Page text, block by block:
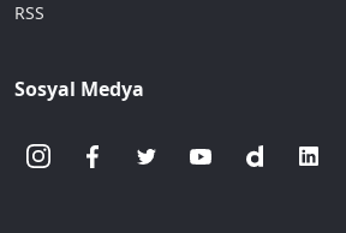
RSS
Sosyal Medya